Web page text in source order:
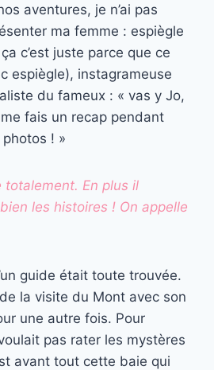
aventures, je n’ai pas
ma femme : espiègle
c’est juste parce que ce
espiègle), instagrameuse
du fameux : « vas y Jo,
fais un recap pendant
! »
totalement. En plus il
les histoires ! On appelle
guide était toute trouvée.
la visite du Mont avec son
une autre fois. Pour
pas rater les mystères
avant tout cette baie qui